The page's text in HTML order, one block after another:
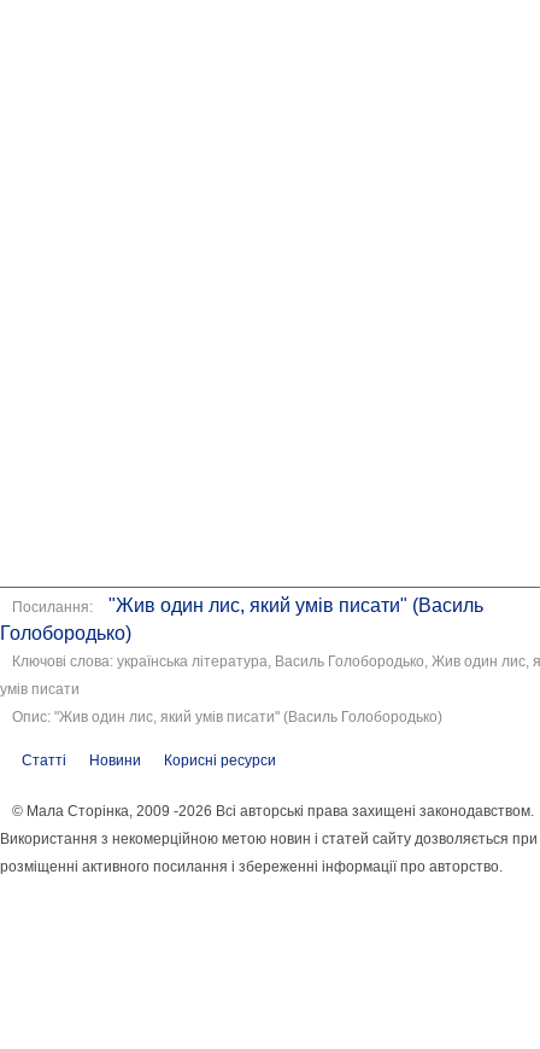
Посилання:
"Жив один лис, який умів писати" (Василь
Голобородько)
Ключові слова: українська література, Василь Голобородько, Жив один лис,
умів писати
Опис: "Жив один лис, який умів писати" (Василь Голобородько)
Статті Новини Корисні ресурси
© Мала Сторінка, 2009 -2026 Всі авторські права захищені законодавством.
Використання з некомерційною метою новин і статей сайту дозволяється при
розміщенні активного посилання і збереженні інформації про авторство.